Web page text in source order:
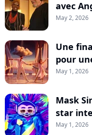
avec
May 2, 2026
Une
pour
May 1, 2026
Mask
star
May 1, 2026